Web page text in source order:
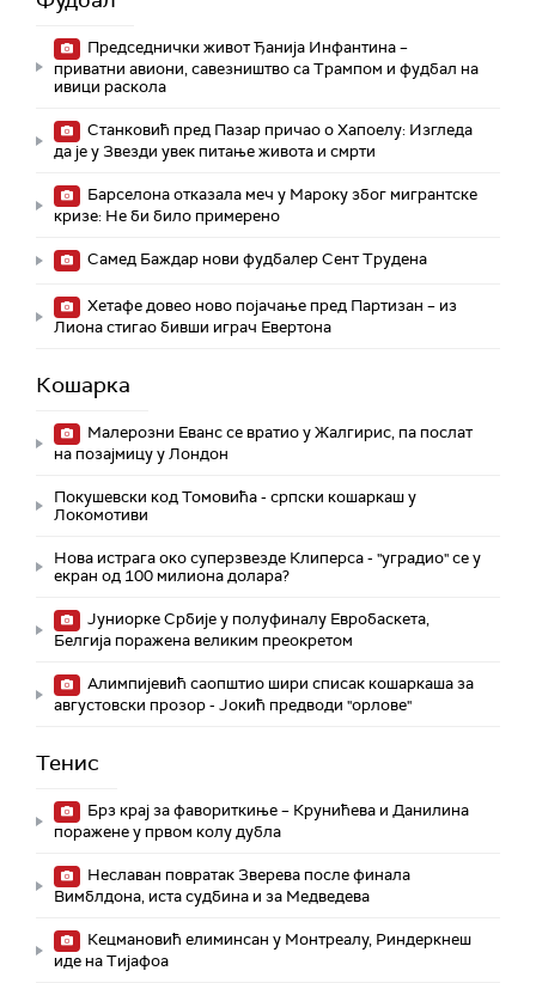
Председнички живот Ђанија Инфантина –
приватни авиони, савезништво са Трампом и фудбал на
ивици раскола
Станковић пред Пазар причао о Хапоелу: Изгледа
да је у Звезди увек питање живота и смрти
Барселона отказала меч у Мароку због мигрантске
кризе: Не би било примерено
Самед Баждар нови фудбалер Сент Трудена
Хетафе довео ново појачање пред Партизан – из
Лиона стигао бивши играч Евертона
Кошарка
Малерозни Еванс се вратио у Жалгирис, па послат
на позајмицу у Лондон
Покушевски код Томовића - српски кошаркаш у
Локомотиви
Нова истрага око суперзвезде Клиперса - "уградио" се у
екран од 100 милиона долара?
Јуниорке Србије у полуфиналу Евробаскета,
Белгија поражена великим преокретом
Алимпијевић саопштио шири списак кошаркаша за
августовски прозор - Јокић предводи "орлове"
Тенис
Брз крај за фавориткиње – Крунићева и Данилина
поражене у првом колу дубла
Неславан повратак Зверева после финала
Вимблдона, иста судбина и за Медведева
Кецмановић елиминсан у Монтреалу, Риндеркнеш
иде на Тијафоа